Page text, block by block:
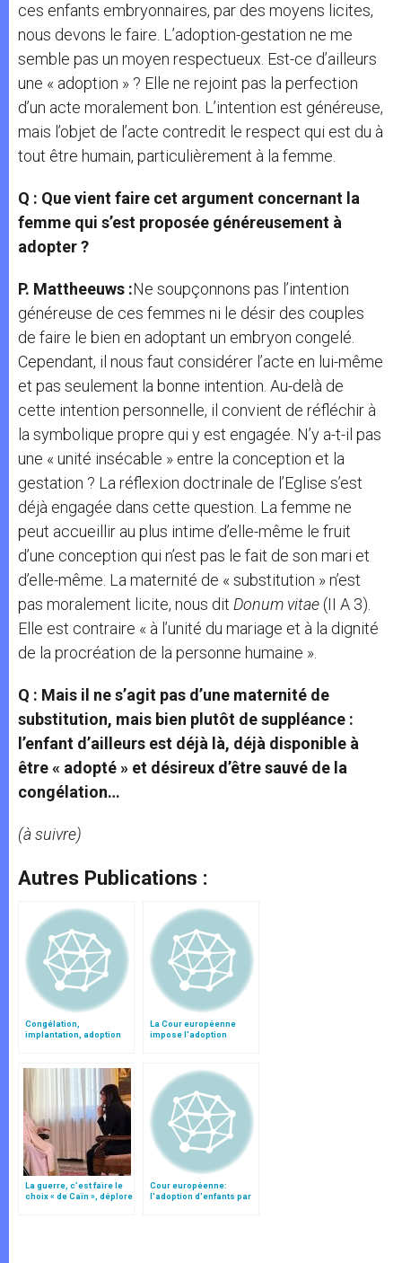
ces enfants embryonnaires, par des moyens licites,
nous devons le faire. L’adoption-gestation ne me
semble pas un moyen respectueux. Est-ce d’ailleurs
une « adoption » ? Elle ne rejoint pas la perfection
d’un acte moralement bon. L’intention est généreuse,
mais l’objet de l’acte contredit le respect qui est du à
tout être humain, particulièrement à la femme.
Q : Que vient faire cet argument concernant la
femme qui s’est proposée généreusement à
adopter ?
P. Mattheeuws :Ne soupçonnons pas l’intention
généreuse de ces femmes ni le désir des couples
de faire le bien en adoptant un embryon congelé.
Cependant, il nous faut considérer l’acte en lui-même
et pas seulement la bonne intention. Au-delà de
cette intention personnelle, il convient de réfléchir à
la symbolique propre qui y est engagée. N’y a-t-il pas
une « unité insécable » entre la conception et la
gestation ? La réflexion doctrinale de l’Eglise s’est
déjà engagée dans cette question. La femme ne
peut accueillir au plus intime d’elle-même le fruit
d’une conception qui n’est pas le fait de son mari et
d’elle-même. La maternité de « substitution » n’est
pas moralement licite, nous dit Donum vitae (II A 3).
Elle est contraire « à l’unité du mariage et à la dignité
de la procréation de la personne humaine ».
Q : Mais il ne s’agit pas d’une maternité de
substitution, mais bien plutôt de suppléance :
l’enfant d’ailleurs est déjà là, déjà disponible à
être « adopté » et désireux d’être sauvé de la
congélation…
(à suivre)
Autres Publications :
Congélation,
implantation, adoption
La Cour européenne
impose l'adoption
La guerre, c’est faire le
choix « de Caïn », déplore
Cour européenne:
l'adoption d'enfants par